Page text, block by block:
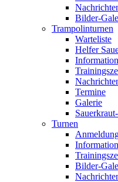
Bilder-
Trampolinturnen
Warteliste
Helfer
Termine
Galerie
Turnen
Bilder-